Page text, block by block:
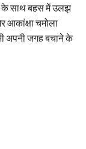
के साथ बहस में उलझ
आकांक्षा चमोला
अपनी जगह बचाने के